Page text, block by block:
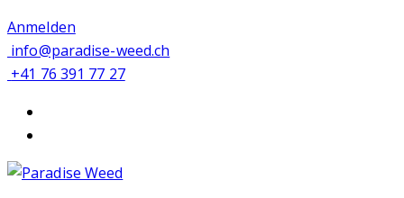
Anmelden
info@paradise-weed.ch
+41 76 391 77 27